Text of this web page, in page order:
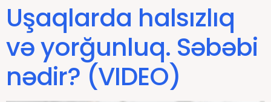
Uşaqlarda halsızlıq
və yorğunluq. Səbəbi
nədir? (VIDEO)